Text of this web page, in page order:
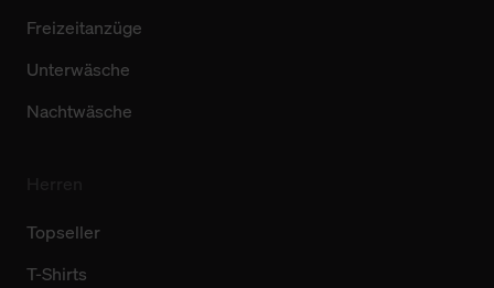
Freizeitanzüge
Unterwäsche
Nachtwäsche
Topseller
T-Shirts